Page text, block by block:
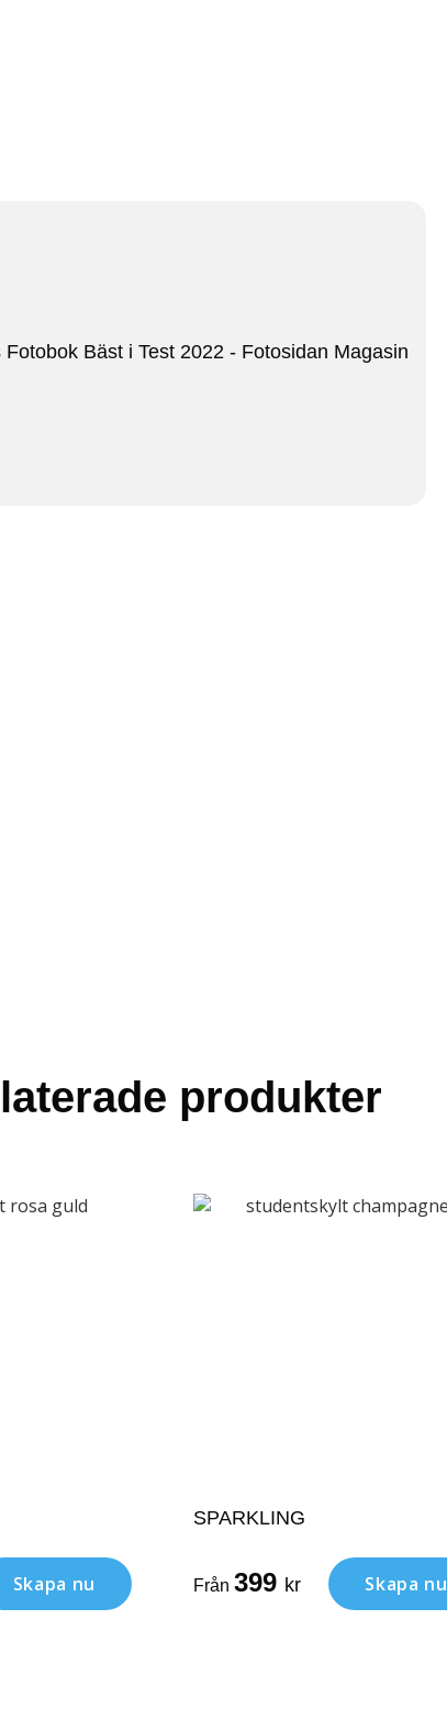
Fotobok Bäst i Test 2022 - Fotosidan Magasin
produkter
Skapa nu
SPARKLING
Från 399 kr Skapa nu